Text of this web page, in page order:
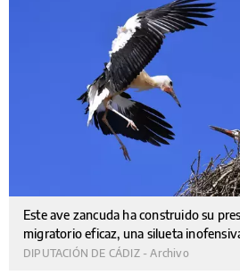
Este ave zancuda ha construido su
migratorio eficaz, una silueta
DIPUTACIÓN DE CÁDIZ - Archivo